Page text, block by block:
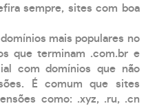
sempre, sites com boa
mais populares no
que terminam .com.br e
com domínios que não
É comum que sites
como: .xyz, .ru, .cn